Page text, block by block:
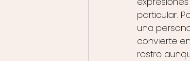
particular.
una
convierte en
rostro